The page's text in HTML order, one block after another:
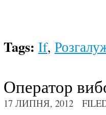
Tags: If,
Оператор
17 ЛИПНЯ, 2012